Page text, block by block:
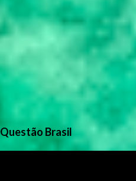
Questão Brasil